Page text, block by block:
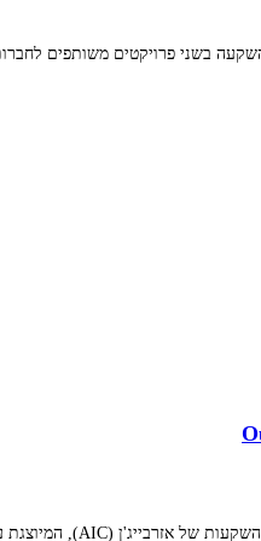
בשני פרויקטים משותפים